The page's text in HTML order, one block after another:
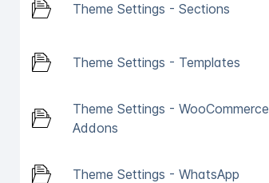
Theme Settings - Sections
Theme Settings - Templates
Theme Settings - WooCommerce
Addons
Theme Settings - WhatsApp